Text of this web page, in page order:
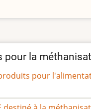
pour la
pour